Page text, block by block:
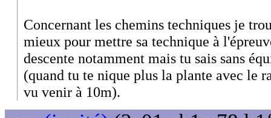
Concernant les chemins techniques je
mieux pour mettre sa technique à
descente notamment mais tu sais sans
(quand tu te nique plus la plante avec le
vu venir à 10m).